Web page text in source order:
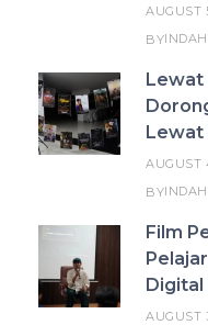
AUGUST
BY
Lewat
Lewat
AUGUST
BY
Film
Digital
AUGUST